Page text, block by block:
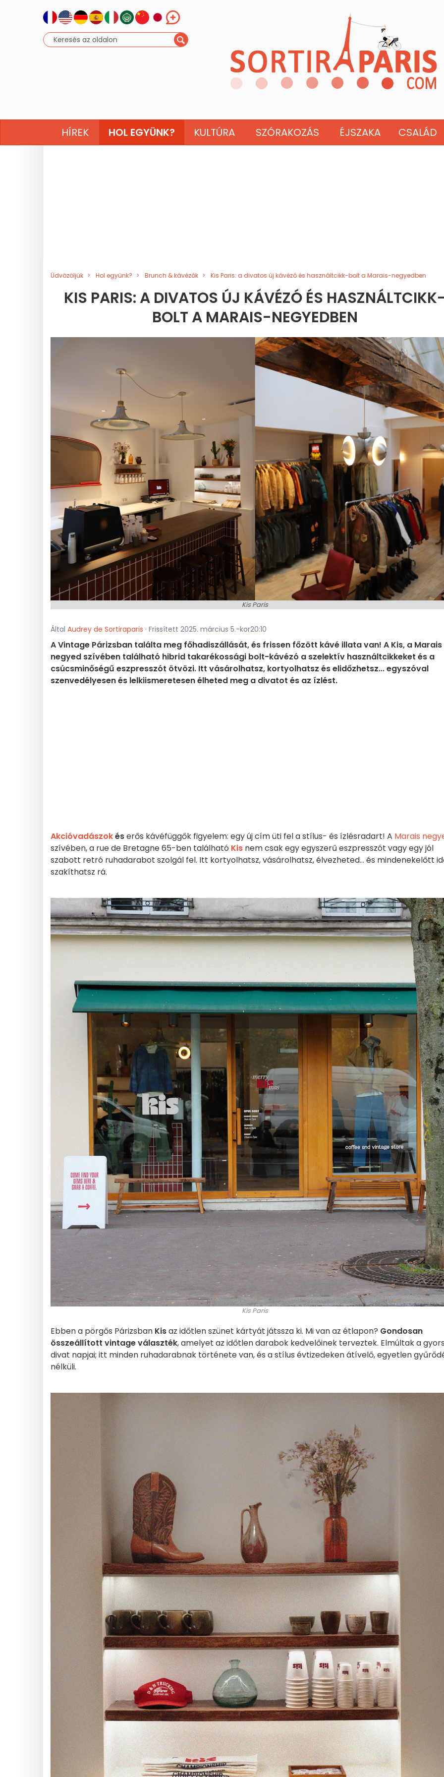
HÍREK HOL EGYÜNK? KULTÚRA SZÓRAKOZÁS ÉJSZAKA CSALÁD
Üdvözöljük Hol együnk? Brunch & kávézók Kis Paris: a divatos új kávézó és használtcikk-bolt a Marais-negyedben
KIS PARIS: A DIVATOS ÚJ KÁVÉZÓ ÉS
BOLT A MARAIS-NEGYEDBEN
Kis Paris
Által Audrey de Sortiraparis · Frissített 2025. március 5.-kor20:10
A Vintage Párizsban találta meg főhadiszállását, és frissen főzött kávé illata van! A Kis, a Marais
negyed szívében található hibrid takarékossági bolt-kávézó a szelektív használtcikkeket és a
csúcsminőségű eszpresszót ötvözi. Itt vásárolhatsz, kortyolhatsz és elidőzhetsz... egyszóval
szenvedélyesen és lelkiismeretesen élheted meg a divatot és az ízlést.
Akcióvadászokéserős kávéfüggők figyelem: egy új cím üti fel a stílus- és ízlésradart! A Marais
szívében, a rue de Bretagne 65-ben található Kis nem csak egy egyszerű eszpresszót vagy egy jól
szabott retró ruhadarabot szolgál fel. Itt kortyolhatsz, vásárolhatsz, élvezheted... és mindenekelőtt
szakíthatsz rá.
Kis Paris
Ebben a pörgős Párizsban Kisaz időtlen szünet kártyát játssza ki. Mi van az étlapon? Gondosan
összeállított vintage választék, amelyet az időtlen darabok kedvelőinek terveztek. Elmúltak a
divat napjai; itt minden ruhadarabnak története van, és a stílus évtizedeken átívelő, egyetlen
nélküli.